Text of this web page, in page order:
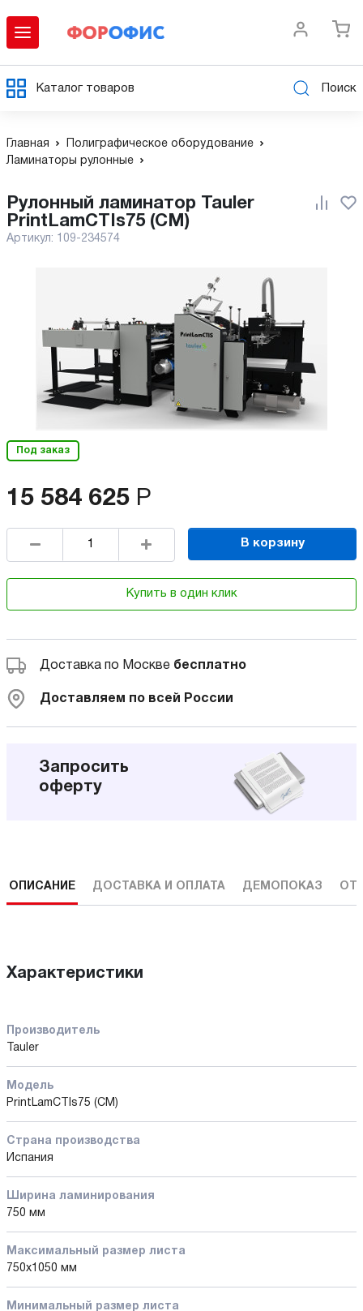
Каталог товаров Поиск
Главная
Полиграфическое оборудование
Ламинаторы рулонные
Рулонный ламинатор Tauler
PrintLamCTIs75 (CM)
Артикул: 109-234574
Под заказ
15 584 625 Р
В корзину
Купить в один клик
Доставка по Москве бесплатно
Доставляем по всей России
Запросить
оферту
ОПИСАНИЕ ДОСТАВКА И ОПЛАТА ДЕМОПОКАЗ
Характеристики
Производитель
Tauler
Модель
PrintLamCTIs75 (CM)
Страна производства
Испания
Ширина ламинирования
750 мм
Максимальный размер листа
750x1050 мм
Минимальный размер листа